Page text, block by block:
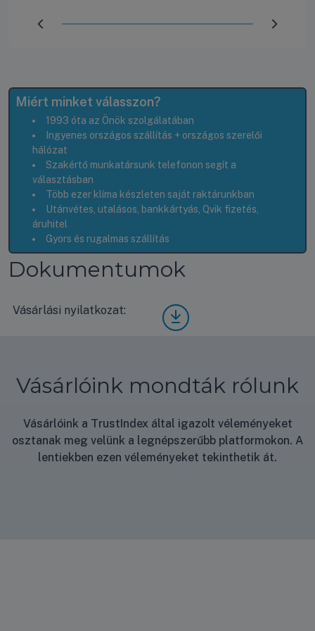
Miért minket válasszon?
1993 óta az Önök szolgálatában
Ingyenes országos szállítás + országos szerelői
hálózat
Szakértő munkatársunk telefonon segít a
választásban
Több ezer klíma készleten saját raktárunkban
Utánvétes, utalásos, bankkártyás, Qvik fizetés,
áruhitel
Gyors és rugalmas szállítás
Dokumentumok
Vásárlási nyilatkozat:
Vásá
rlási
Vásárlóink mondták rólunk
Vásárlóink a TrustIndex által igazolt véleményeket
osztanak meg velünk a legnépszerűbb platformokon. A
lentiekben ezen véleményeket tekinthetik át.